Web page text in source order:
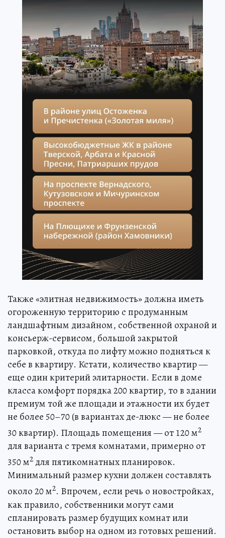
Также «элитная недвижимость» должна иметь
огороженную территорию с продуманным
ландшафтным дизайном, собственной охраной и
консьерж-сервисом, большой закрытой
парковкой, откуда по лифту можно подняться к
себе в квартиру. Кстати, количество квартир —
еще один критерий элитарности. Если в доме
класса комфорт порядка 200 квартир, то в здании
премиум той же площади и этажности их будет
не более 50–70 (в вариантах де-люкс — не более
30 квартир). Площадь помещения — от 120 м2
для варианта с тремя комнатами, примерно от
350 м2 для пятикомнатных планировок.
Минимальный размер кухни должен составлять
около 20 м2. Впрочем, если речь о новостройках,
как правило, собственники могут сами
спланировать размер будущих комнат или
остановить выбор на одном из готовых решений.